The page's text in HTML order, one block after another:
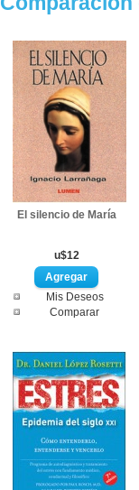
El silencio de María
u$12
Mis Deseos
Comparar